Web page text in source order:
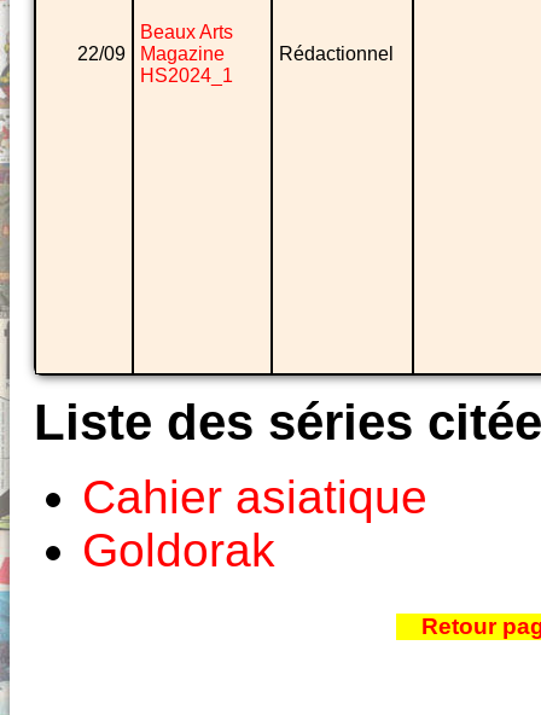
22/09
Beaux Arts
Magazine
HS2024_1
Rédactionnel
Liste des séries
Cahier asiatique
Goldorak
Retour